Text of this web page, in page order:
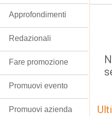
Approfondimenti
Redazionali
Fare promozione
Promuovi evento
Promuovi azienda